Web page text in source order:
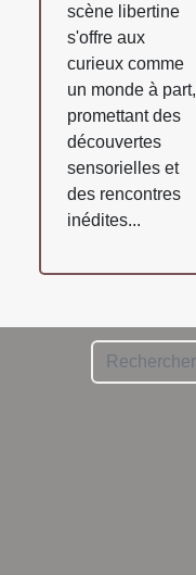
scène libertine
s'offre aux
curieux comme
un monde à part,
promettant des
découvertes
sensorielles et
des rencontres
inédites...